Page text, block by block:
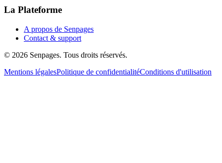
La Plateforme
A propos de Senpages
Contact & support
© 2026 Senpages. Tous droits réservés.
Mentions légalesPolitique de confidentialitéConditions d'utilisation